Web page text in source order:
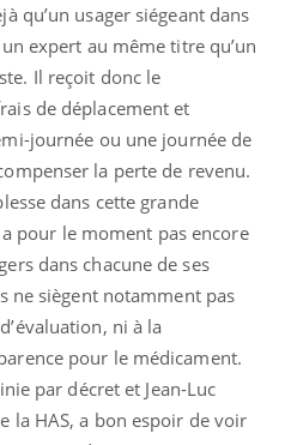
qu’un usager siégeant dans
expert au même titre qu’un
Il reçoit donc le
de déplacement et
journée ou une journée de
la perte de revenu.
dans cette grande
a pour le moment pas encore
dans chacune de ses
ne siègent notamment pas
ni à la
pour le médicament.
par décret et Jean-Luc
la HAS, a bon espoir de voir